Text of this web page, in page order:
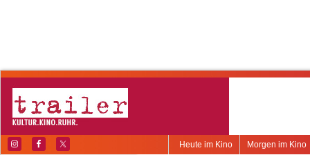
Morgen im Kino
Heute im Kino